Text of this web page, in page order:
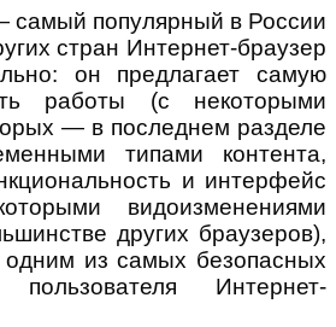
самый популярный в России
стран Интернет-браузер
он предлагает самую
работы (с некоторыми
— в последнем разделе
типами контента,
и интерфейс
видоизменениями
других браузеров),
одним из самых безопасных
Интернет-